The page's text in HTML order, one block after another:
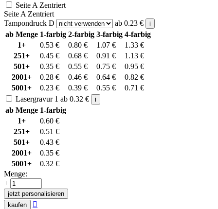
Seite A Zentriert
Seite A Zentriert
Tampondruck D
ab 0.23 € i
ab Menge 1-farbig 2-farbig 3-farbig 4-farbig
1+
0.53 € 0.80 € 1.07 € 1.33 €
251+
0.45 € 0.68 € 0.91 € 1.13 €
501+
0.35 € 0.55 € 0.75 € 0.95 €
2001+
0.28 € 0.46 € 0.64 € 0.82 €
5001+
0.23 € 0.39 € 0.55 € 0.71 €
Lasergravur 1 ab 0.32 € i
ab Menge 1-farbig
1+
0.60 €
251+
0.51 €
501+
0.43 €
2001+
0.35 €
5001+
0.32 €
Menge:
+
−
jetzt personalisieren
kaufen
